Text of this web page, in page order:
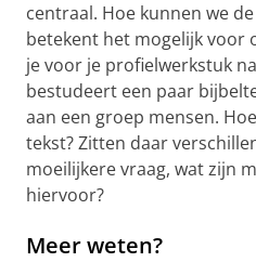
centraal. Hoe kunnen we
betekent het mogelijk voor
je voor je profielwerkstuk
bestudeert een paar
aan een groep mensen.
tekst? Zitten daar
moeilijkere vraag, wat zijn
hiervoor?
Meer weten?